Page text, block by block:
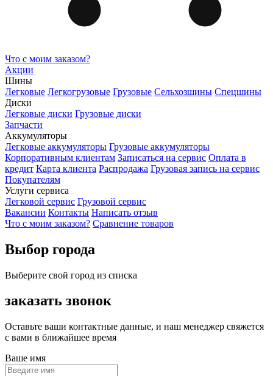
Что с моим заказом?
Акции
Шины
Легковые Легкогрузовые Грузовые Сельхозшины Спецшины
Диски
Легковые диски Грузовые диски
Запчасти
Аккумуляторы
Легковые аккумуляторы Грузовые аккумуляторы
Корпоративным клиентам Записаться на сервис Оплата в
кредит Карта клиента Распродажа Грузовая запись на сервис
Покупателям
Услуги сервиса
Легковой сервис Грузовой сервис
Вакансии Контакты Написать отзыв
Что с моим заказом? Сравнение товаров
Выбор города
Выберите свой город из списка
заказать звонок
Оставьте ваши контактные данные, и наш менеджер свяжется
с вами в ближайшее время
Ваше имя